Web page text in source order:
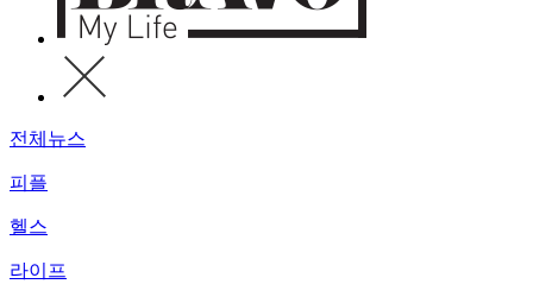
전체뉴스
피플
헬스
라이프